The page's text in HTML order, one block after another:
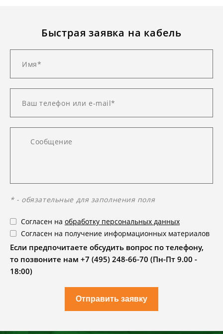
Быстрая заявка на кабель
* - обязательные для заполнения поля
Согласен на обработку персональных данных
Согласен на получение информационных материалов
Если предпочитаете обсудить вопрос по телефону,
то позвоните нам +7 (495) 248-66-70 (Пн-Пт 9.00 -
18:00)
Отправить заявку